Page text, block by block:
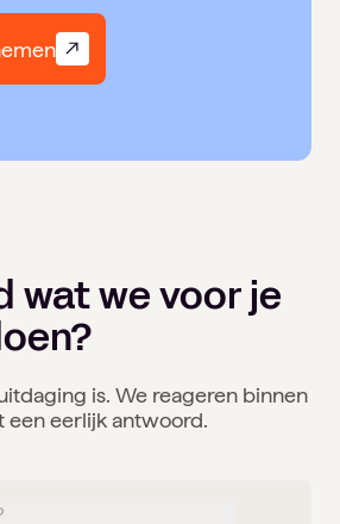
wat we voor je
is. We reageren binnen
eerlijk antwoord.